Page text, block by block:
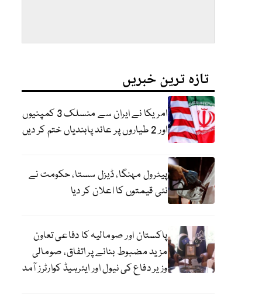
تازہ ترین خبریں
امریکا نے ایران سے منسلک 3 کمپنیوں
اور 2 طیاروں پر عائد پابندیاں ختم کر دیں
پیٹرول مہنگا، ڈیزل سستا، حکومت نے
نئی قیمتوں کا اعلان کر دیا
پاکستان اور صومالیہ کا دفاعی تعاون
مزید مضبوط بنانے پر اتفاق، صومالی
وزیر دفاع کی نیول اور ایئرہیڈ کوارٹرز آمد